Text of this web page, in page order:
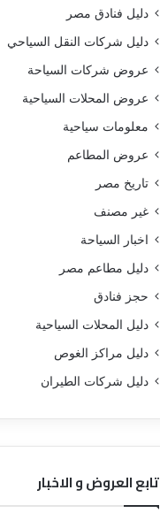
دليل فنادق مصر
دليل شركات النقل السياحي
عروض شركات السياحة
عروض المحلات السياحية
معلومات سياحية
عروض المطاعم
تاريخ مصر
غير مصنف
اخبار السياحة
دليل مطاعم مصر
حجز فنادق
دليل المحلات السياحية
دليل مراكز الغوص
دليل شركات الطيران
تابع العروض و الاخبار